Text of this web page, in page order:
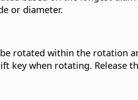
or diameter.
rotated within the rotation
key when rotating. Release